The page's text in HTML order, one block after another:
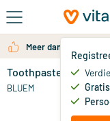
Ga naar de hoofdinhoud
Meer dan 325.000
Toothpaste fluoride
BLUEM